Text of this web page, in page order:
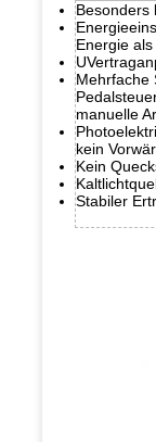
Besonders
Energie
Mehrfache
manuelle
kein
Kein
Stabiler